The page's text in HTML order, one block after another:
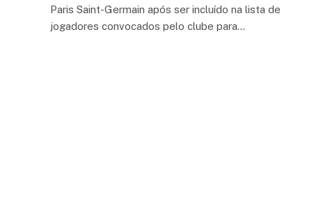
Paris Saint-Germain após ser incluído na lista de
jogadores convocados pelo clube para…